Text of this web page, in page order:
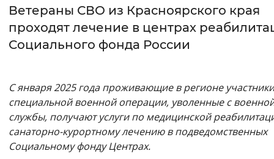
Без засечек С засечками
Интервал между буквами
Цвет сайта
Монохромный Инверсивный
Ветераны СВО из Красноярского края
проходят лечение в центрах
Социального фонда России
С января 2025 года проживающие в регионе участники
специальной военной операции, уволенные с
службы, получают услуги по медицинской
санаторно-курортному лечению в подведомственных
Социальному фонду Центрах.